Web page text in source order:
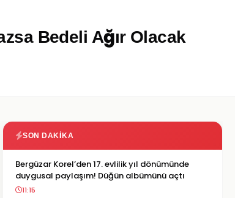
Bedeli Ağır Olacak
SON DAKIKA
Bergüzar Korel’den 17. evlilik yıl dönümünde
duygusal paylaşım! Düğün albümünü açtı
11:15